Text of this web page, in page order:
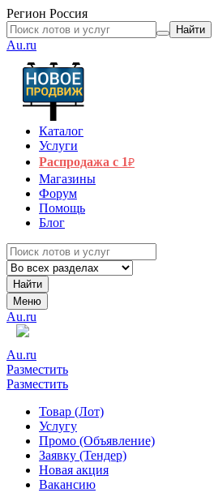
Регион Россия
Найти
Au.ru
Каталог
Услуги
Распродажа с 1₽
Магазины
Форум
Помощь
Блог
Найти
Меню
Au.ru
Au.ru
Разместить
Разместить
Товар (Лот)
Услугу
Промо (Объявление)
Заявку (Тендер)
Новая акция
Вакансию